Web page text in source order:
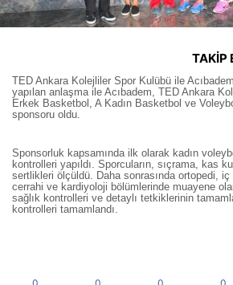
TAKİP
TED Ankara Kolejliler Spor Kulübü ile
yapılan anlaşma ile Acıbadem, TED Ankara
Erkek Basketbol, A Kadın Basketbol ve
sponsoru oldu.
Sponsorluk kapsamında ilk olarak kadın
kontrolleri yapıldı. Sporcuların, sıçrama, kas
sertlikleri ölçüldü. Daha sonrasında ortopedi, iç
cerrahi ve kardiyoloji bölümlerinde muayene
sağlık kontrolleri ve detaylı tetkiklerinin
kontrolleri tamamlandı.